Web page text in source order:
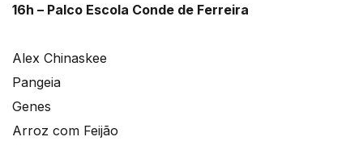
16h – Palco Escola Conde de Ferreira
Alex Chinaskee
Pangeia
Genes
Arroz com Feijão